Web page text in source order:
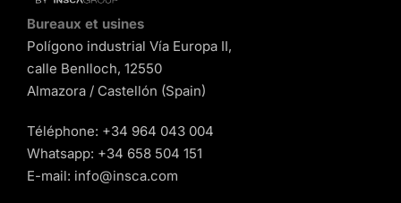
Bureaux et usines
Polígono industrial Vía Europa II,
calle Benlloch, 12550
Almazora / Castellón (Spain)
Téléphone: +34 964 043 004
Whatsapp: +34 658 504 151
E-mail: info@insca.com